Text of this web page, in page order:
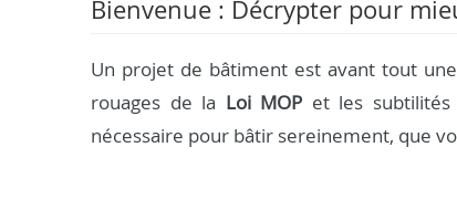
Bienvenue : Décrypter pour
Un projet de bâtiment est avant tout
rouages de la Loi MOP et les
nécessaire pour bâtir sereinement, que